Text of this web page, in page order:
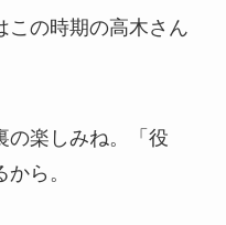
この時期の高木さん
の楽しみね。「役
ら。